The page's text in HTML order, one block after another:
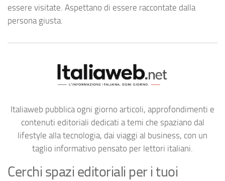
essere visitate. Aspettano di essere raccontate dalla
persona giusta.
Italiaweb pubblica ogni giorno articoli, approfondimenti e
contenuti editoriali dedicati a temi che spaziano dal
lifestyle alla tecnologia, dai viaggi al business, con un
taglio informativo pensato per lettori italiani.
Cerchi spazi editoriali per i tuoi